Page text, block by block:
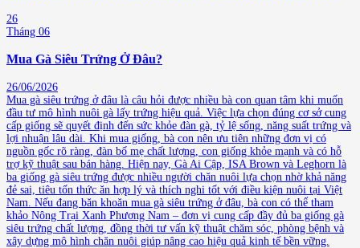
26
Tháng 06
Mua Gà Siêu Trứng Ở Đâu?
26/06/2026
Mua gà siêu trứng ở đâu là câu hỏi được nhiều bà con quan tâm khi muốn
đầu tư mô hình nuôi gà lấy trứng hiệu quả. Việc lựa chọn đúng cơ sở cung
cấp giống sẽ quyết định đến sức khỏe đàn gà, tỷ lệ sống, năng suất trứng và
lợi nhuận lâu dài. Khi mua giống, bà con nên ưu tiên những đơn vị có
nguồn gốc rõ ràng, đàn bố mẹ chất lượng, con giống khỏe mạnh và có hỗ
trợ kỹ thuật sau bán hàng. Hiện nay, Gà Ai Cập, ISA Brown và Leghorn là
ba giống gà siêu trứng được nhiều người chăn nuôi lựa chọn nhờ khả năng
đẻ sai, tiêu tốn thức ăn hợp lý và thích nghi tốt với điều kiện nuôi tại Việt
Nam. Nếu đang băn khoăn mua gà siêu trứng ở đâu, bà con có thể tham
khảo Nông Trại Xanh Phương Nam – đơn vị cung cấp đầy đủ ba giống gà
siêu trứng chất lượng, đồng thời tư vấn kỹ thuật chăm sóc, phòng bệnh và
xây dựng mô hình chăn nuôi giúp nâng cao hiệu quả kinh tế bền vững.